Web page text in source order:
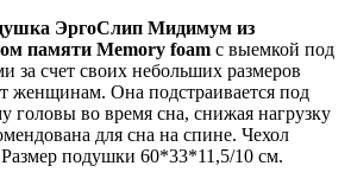
ЭргоСлип Мидимум из
памяти Memory foam с выемкой под
за счет своих небольших размеров
женщинам. Она подстраивается под
головы во время сна, снижая нагрузку
для сна на спине. Чехол
подушки 60*33*11,5/10 см.